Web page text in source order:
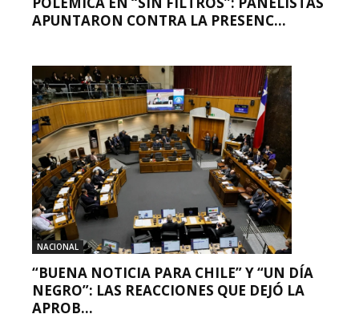
APUNTARON CONTRA LA PRESENC...
NACIONAL
“BUENA NOTICIA PARA CHILE” Y “UN DÍA
NEGRO”: LAS REACCIONES QUE DEJÓ LA
APROB...